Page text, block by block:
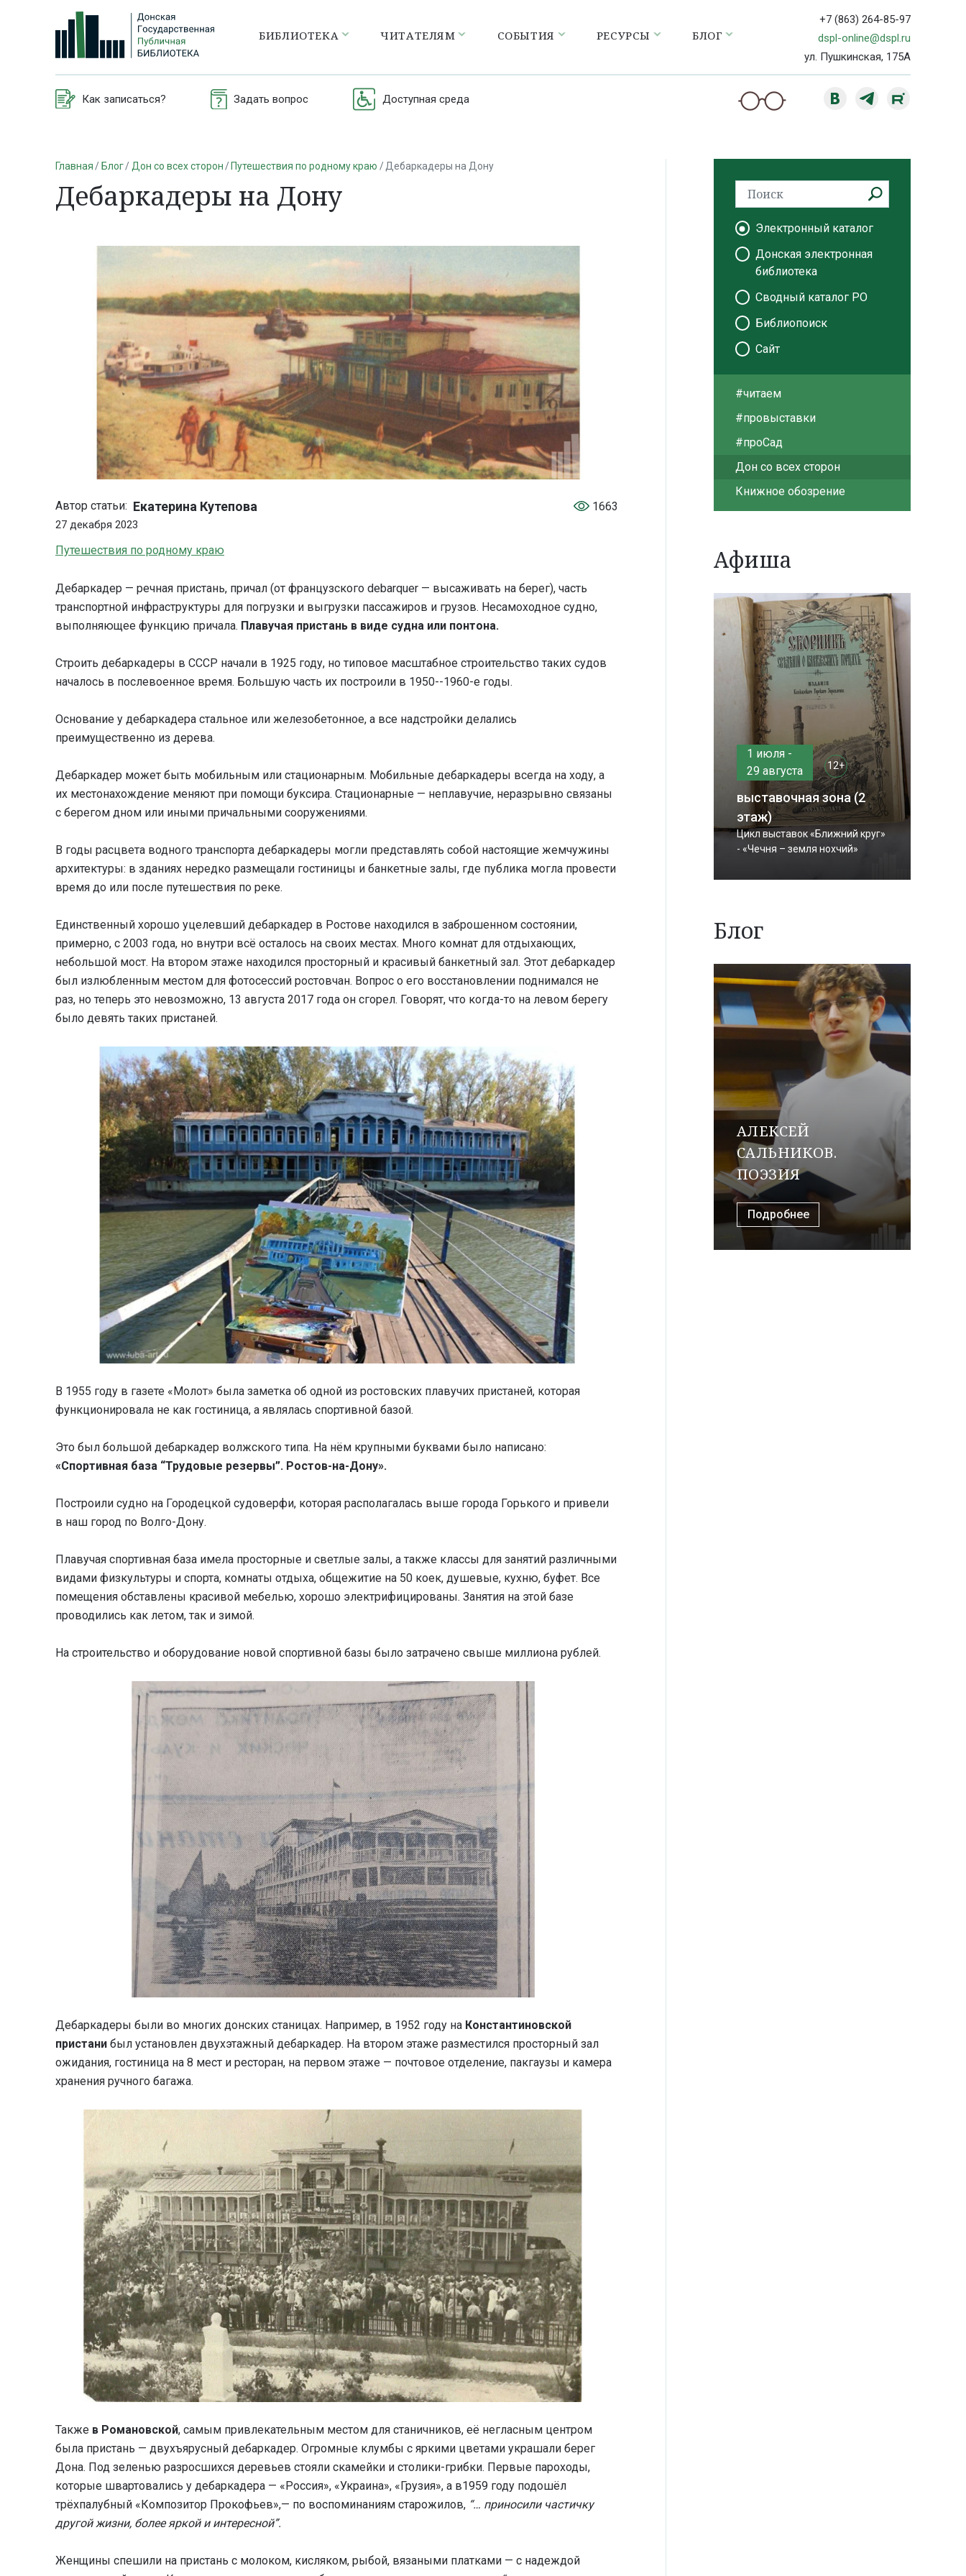
БИБЛИОТЕКА ЧИТАТЕЛЯМ СОБЫТИЯ РЕСУРСЫ БЛОГ
+7 (863) 264-85-97
dspl-online@dspl.ru
ул. Пушкинская, 175А
Как записаться? Задать вопрос Доступная среда
Главная Блог Дон со всех сторон Путешествия по родному краю Дебаркадеры на Дону
Дебаркадеры на Дону
Автор статьи: Екатерина Кутепова 1663
27 декабря 2023
Путешествия по родному краю
Дебаркадер — речная пристань, причал (от французского debarquer — высаживать на берег), часть
транспортной инфраструктуры для погрузки и выгрузки пассажиров и грузов. Несамоходное судно,
выполняющее функцию причала. Плавучая пристань в виде судна или понтона.
Строить дебаркадеры в СССР начали в 1925 году, но типовое масштабное строительство таких судов
началось в послевоенное время. Большую часть их построили в 1950--1960-е годы.
Основание у дебаркадера стальное или железобетонное, а все надстройки делались
преимущественно из дерева.
Дебаркадер может быть мобильным или стационарным. Мобильные дебаркадеры всегда на ходу, а
их местонахождение меняют при помощи буксира. Стационарные — неплавучие, неразрывно связаны
с берегом дном или иными причальными сооружениями.
В годы расцвета водного транспорта дебаркадеры могли представлять собой настоящие жемчужины
архитектуры: в зданиях нередко размещали гостиницы и банкетные залы, где публика могла провести
время до или после путешествия по реке.
Единственный хорошо уцелевший дебаркадер в Ростове находился в заброшенном состоянии,
примерно, с 2003 года, но внутри всё осталось на своих местах. Много комнат для отдыхающих,
небольшой мост. На втором этаже находился просторный и красивый банкетный зал. Этот дебаркадер
был излюбленным местом для фотосессий ростовчан. Вопрос о его восстановлении поднимался не
раз, но теперь это невозможно, 13 августа 2017 года он сгорел. Говорят, что когда-то на левом берегу
было девять таких пристаней.
В 1955 году в газете «Молот» была заметка об одной из ростовских плавучих пристаней, которая
функционировала не как гостиница, а являлась спортивной базой.
Это был большой дебаркадер волжского типа. На нём крупными буквами было написано:
«Спортивная база “Трудовые резервы”. Ростов-на-Дону».
Построили судно на Городецкой судоверфи, которая располагалась выше города Горького и привели
в наш город по Волго-Дону.
Плавучая спортивная база имела просторные и светлые залы, а также классы для занятий различными
видами физкультуры и спорта, комнаты отдыха, общежитие на 50 коек, душевые, кухню, буфет. Все
помещения обставлены красивой мебелью, хорошо электрифицированы. Занятия на этой базе
проводились как летом, так и зимой.
На строительство и оборудование новой спортивной базы было затрачено свыше миллиона рублей.
Дебаркадеры были во многих донских станицах. Например, в 1952 году на Константиновской
пристани был установлен двухэтажный дебаркадер. На втором этаже разместился просторный зал
ожидания, гостиница на 8 мест и ресторан, на первом этаже — почтовое отделение, пакгаузы и камера
хранения ручного багажа.
Также в Романовской, самым привлекательным местом для станичников, её негласным центром
была пристань — двухъярусный дебаркадер. Огромные клумбы с яркими цветами украшали берег
Дона. Под зеленью разросшихся деревьев стояли скамейки и столики-грибки. Первые пароходы,
которые швартовались у дебаркадера — «Россия», «Украина», «Грузия», а в1959 году подошёл
трёхпалубный «Композитор Прокофьев»,— по воспоминаниям старожилов, “… приносили частичку
другой жизни, более яркой и интересной”.
Женщины спешили на пристань с молоком, кисляком, рыбой, вязаными платками — с надеждой
Электронный каталог
Донская электронная
библиотека
Сводный каталог РО
Библиопоиск
Сайт
#читаем
#провыставки
#проСад
Дон со всех сторон
Книжное обозрение
Афиша
1 июля -
29 августа
12+
выставочная зона (2
этаж)
Цикл выставок «Ближний круг»
- «Чечня – земля нохчий»
Блог
АЛЕКСЕЙ
САЛЬНИКОВ.
ПОЭЗИЯ
Подробнее